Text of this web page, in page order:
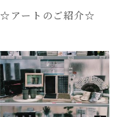
☆アートのご紹介☆